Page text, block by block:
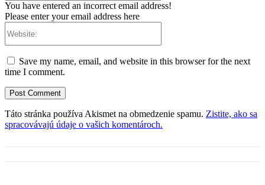
You have entered an incorrect email address!
Please enter your email address here
Save my name, email, and website in this browser for the next
time I comment.
Táto stránka používa Akismet na obmedzenie spamu. Zistite, ako sa
spracovávajú údaje o vašich komentároch.